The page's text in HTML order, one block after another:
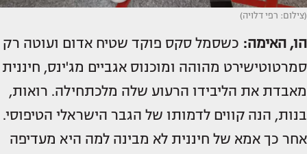
(צילום: רפי דלויה)
הו, האימה: כשסמל סקס פוקד שטיח אדום ועוטה רק
סמרטוטישירט מהוהה ומוכנוס אגביים מג'ינס, חיננית
מאבדת את הליבידו הרעוע שלה מלכתחילה. רואות,
בנות, הנה קווים לדמותו של הגבר הישראלי הטיפוסי.
אחר כך אמא של חיננית לא מבינה למה היא מעדיפה